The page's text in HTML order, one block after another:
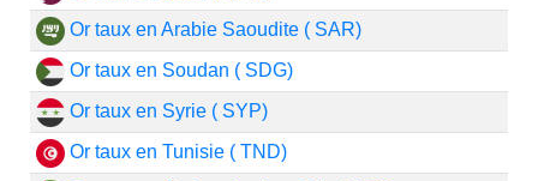
Or taux en Arabie Saoudite ( SAR)
Or taux en Soudan ( SDG)
Or taux en Syrie ( SYP)
Or taux en Tunisie ( TND)